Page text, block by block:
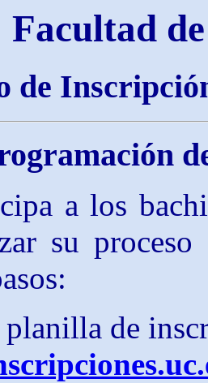
Facultad
de
a los
su
de